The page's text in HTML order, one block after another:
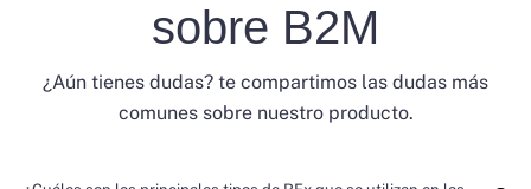
sobre B2M
¿Aún tienes dudas? te compartimos las dudas más
comunes sobre nuestro producto.